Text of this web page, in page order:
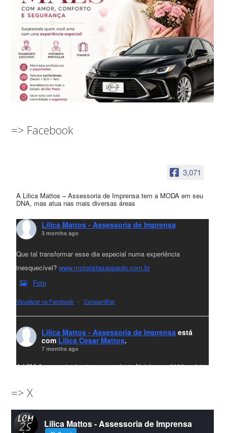
=> Facebook
3,071
A Lilica Mattos – Assessoria de Imprensa tem a MODA em seu
DNA, mas atua nas mais diversas áreas
Lilica Mattos - Assessoria de Imprensa
3 months ago
Que tal transformar esse dia especial numa experiência
inesquecível?www.motoristasaopaulo.com.br
Foto
Visualizar no Facebook · Compartilhar
Lilica Mattos - Assessoria de Imprensa está
com Lilica Cesar Mattos.
7 months ago
A LCM Assessoria deseja um excelente Natal e um 2026 repleto
amigos que sempre nos acompanham!🎄✨🥂❤️
#lcmassessoriassessoria#natal #merrychristmas #felizanonovo
#HappyNewYear
=> X
Lilica Mattos - Assessoria de Imprensa